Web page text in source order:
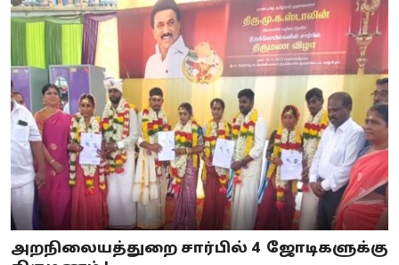
அறநிலையத்துறை சார்பில் 4 ஜோடிகளுக்கு